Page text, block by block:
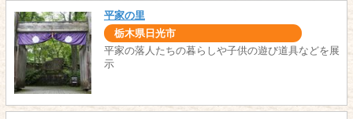
平家の里
栃木県日光市
平家の落人たちの暮らしや子供の遊び道具などを展
示